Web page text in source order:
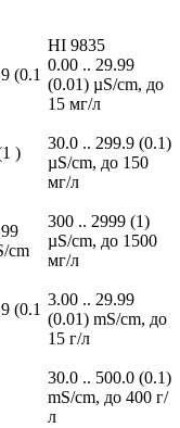
HI 9835
(0.1
0.00 .. 29.99
(0.01) µS/cm, до
15 мг/л
)
30.0 .. 299.9 (0.1)
µS/cm, до 150
мг/л
cm
300 .. 2999 (1)
µS/cm, до 1500
мг/л
(0.1
3.00 .. 29.99
(0.01) mS/cm, до
15 г/л
30.0 .. 500.0 (0.1)
mS/cm, до 400 г/
л